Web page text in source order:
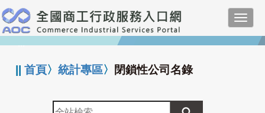
跳
到
主
要
:::
||首頁〉統計專區〉 閉鎖性公司名錄
全